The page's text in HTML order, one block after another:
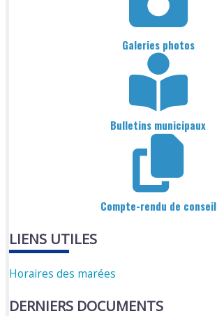
Galeries photos
Bulletins municipaux
Compte-rendu de conseil
LIENS UTILES
Horaires des marées
DERNIERS DOCUMENTS